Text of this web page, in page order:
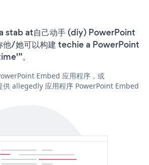
stab at自己动手 (diy) PowerPoint
他/她可以构建 techie a PowerPoint
。
Embed 应用程序，或
allegedly 应用程序 PowerPoint Embed